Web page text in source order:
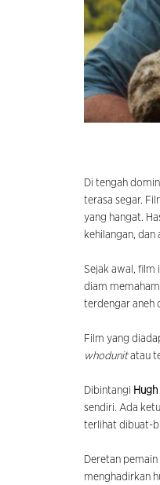
Di tengah
terasa segar.
yang hangat.
kehilangan, dan
Sejak awal, film
diam
terdengar aneh
Film yang
whodunitatau
Dibintangi
sendiri. Ada
terlihat dibuat-
Deretan
menghadirkan